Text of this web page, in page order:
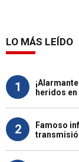
LO MÁS LEÍDO
1
heridos
2
Famoso